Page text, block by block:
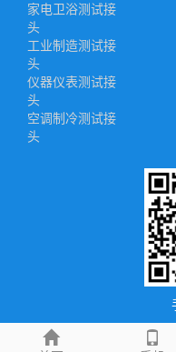
家电卫浴测试接
头
工业制造测试接
头
仪器仪表测试接
头
空调制冷测试接
头